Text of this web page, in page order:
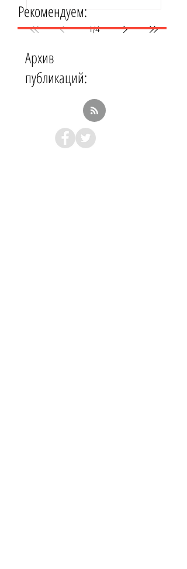
курицы соль и перец по вкусу
1 пачка изюма (200 г )...
1/4
Рекомендуем:
Архив
публикаций: